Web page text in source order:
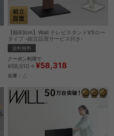
【幅63cm】Wall テレビスタンドV5ロー
タイプ -組立設置サービス付き-
送料無料
クーポン利用で
¥68,610→ ¥58,318
在庫：△